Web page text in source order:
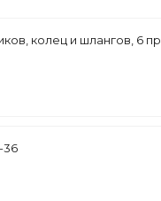
колец и шлангов, 6 пр
36